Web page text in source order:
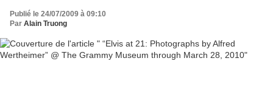
Publié le 24/07/2009 à 09:10
Par Alain Truong